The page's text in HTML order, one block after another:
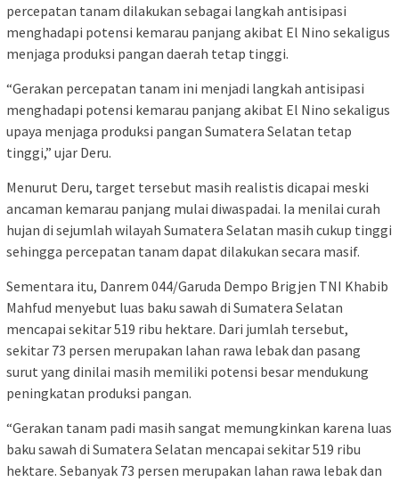
percepatan tanam dilakukan sebagai langkah antisipasi
menghadapi potensi kemarau panjang akibat El Nino sekaligus
menjaga produksi pangan daerah tetap tinggi.
“Gerakan percepatan tanam ini menjadi langkah antisipasi
menghadapi potensi kemarau panjang akibat El Nino sekaligus
upaya menjaga produksi pangan Sumatera Selatan tetap
tinggi,” ujar Deru.
Menurut Deru, target tersebut masih realistis dicapai meski
ancaman kemarau panjang mulai diwaspadai. Ia menilai curah
hujan di sejumlah wilayah Sumatera Selatan masih cukup tinggi
sehingga percepatan tanam dapat dilakukan secara masif.
Sementara itu, Danrem 044/Garuda Dempo Brigjen TNI Khabib
Mahfud menyebut luas baku sawah di Sumatera Selatan
mencapai sekitar 519 ribu hektare. Dari jumlah tersebut,
sekitar 73 persen merupakan lahan rawa lebak dan pasang
surut yang dinilai masih memiliki potensi besar mendukung
peningkatan produksi pangan.
“Gerakan tanam padi masih sangat memungkinkan karena luas
baku sawah di Sumatera Selatan mencapai sekitar 519 ribu
hektare. Sebanyak 73 persen merupakan lahan rawa lebak dan